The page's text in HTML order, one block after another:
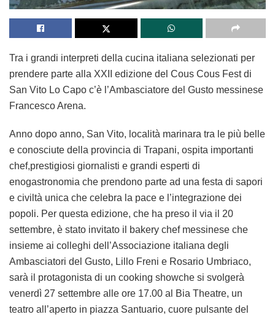
Tra i grandi interpreti della cucina italiana selezionati per
prendere parte alla XXII edizione del Cous Cous Fest di
San Vito Lo Capo c’è l’Ambasciatore del Gusto messinese
Francesco Arena.
Anno dopo anno, San Vito, località marinara tra le più belle
e conosciute della provincia di Trapani, ospita importanti
chef,prestigiosi giornalisti e grandi esperti di
enogastronomia che prendono parte ad una festa di sapori
e civiltà unica che celebra la pace e l’integrazione dei
popoli. Per questa edizione, che ha preso il via il 20
settembre, è stato invitato il bakery chef messinese che
insieme ai colleghi dell’Associazione italiana degli
Ambasciatori del Gusto, Lillo Freni e Rosario Umbriaco,
sarà il protagonista di un cooking showche si svolgerà
venerdì 27 settembre alle ore 17.00 al Bia Theatre, un
teatro all’aperto in piazza Santuario, cuore pulsante del